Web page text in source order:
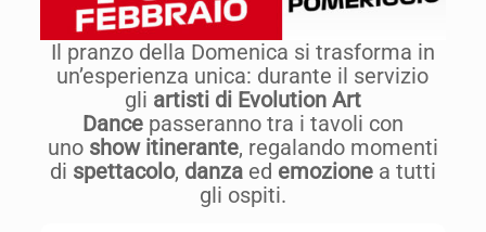
Il pranzo della Domenica si trasforma in
un’esperienza unica: durante il servizio
gli artisti di Evolution Art
Dance passeranno tra i tavoli con
uno show itinerante, regalando momenti
di spettacolo, danza ed emozione a tutti
gli ospiti.